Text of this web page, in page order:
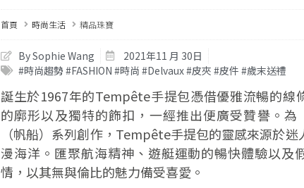
首頁 時尚生活 精品珠寶
By Sophie Wang
2021年11 月 30日
#時尚趨勢 #FASHION #時尚 #Delvaux #皮夾 #皮件 #歲末送禮
誕生於1967年的Tempête手提包憑借優雅流暢的線
的廓形以及獨特的飾扣，一經推出便廣受贊譽。為
（帆船）系列創作，Tempête手提包的靈感來源於迷
漫海洋。匯聚航海精神、遊艇運動的暢快體驗以及
情，以其無與倫比的魅力備受喜愛。